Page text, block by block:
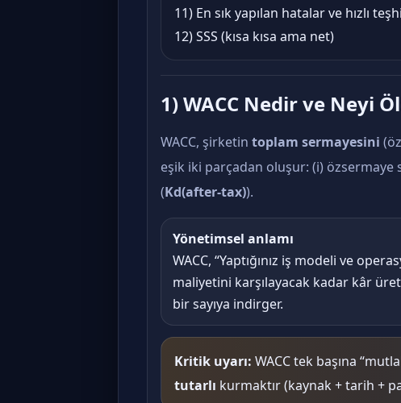
11) En sık yapılan hatalar ve hızlı
12) SSS (kısa kısa ama net)
1) WACC Nedir ve Neyi
WACC, şirketin toplam sermayesini
eşik iki parçadan oluşur: (i)
(Kd(after-tax)).
Yönetimsel anlamı
WACC, “Yaptığınız iş modeli ve
maliyetini karşılayacak kadar kâr
bir sayıya indirger.
Kritik uyarı: WACC tek başına
tutarlı kurmaktır (kaynak + tarih +